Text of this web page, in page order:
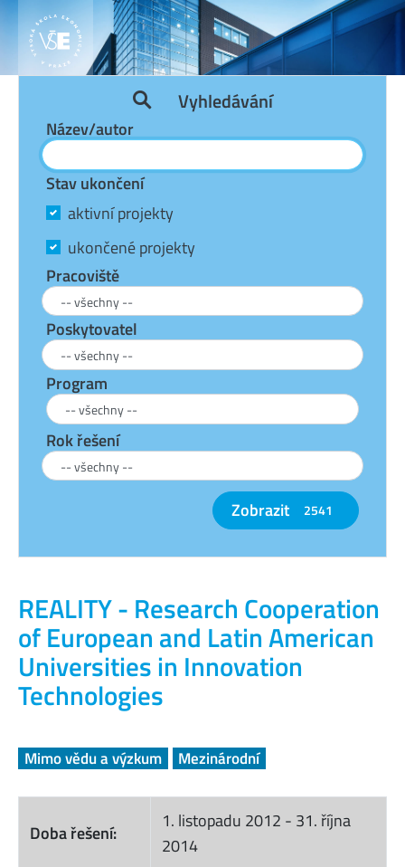
REALITY - Research Cooperation
of European and Latin American
Universities in Innovation
Technologies
Mimo vědu a výzkum Mezinárodní
Doba řešení:
1. listopadu 2012 - 31. října
2014
Vyhledávání
Název/autor
Stav ukončení
aktivní projekty
ukončené projekty
Pracoviště
Poskytovatel
Program
Rok řešení
Zobrazit 2541